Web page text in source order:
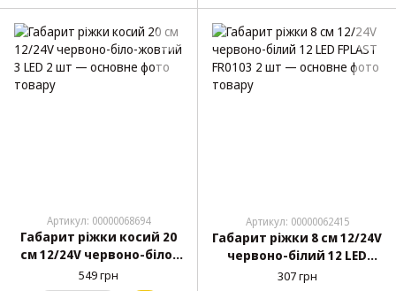
Артикул: 00000068694
Габарит ріжки косий 20
см 12/24V червоно-біло-
жовтий 3 LED 2 шт
549 грн
Артикул: 00000062415
Габарит ріжки 8 см 12/24V
червоно-білий 12 LED
FPLAST FR0103 2 шт
307 грн